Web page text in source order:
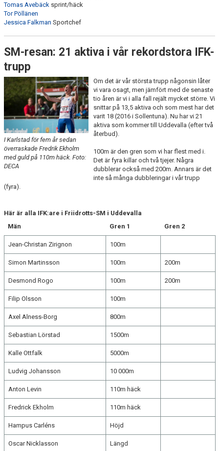
Tomas Avebäck sprint/häck
Tor Pöllänen
Jessica Falkman Sportchef
SM-resan: 21 aktiva i vår rekordstora IFK-
trupp
I Karlstad för fem år sedan
överraskade Fredrik Ekholm
med guld på 110m häck. Foto:
DECA
Om det är vår största trupp någonsin låter
vi vara osagt, men jämfört med de senaste
tio åren är vi i alla fall rejält mycket större. Vi
snittar på 13,5 aktiva och som mest har det
varit 18 (2016 i Sollentuna). Nu har vi 21
aktiva som kommer till Uddevalla (efter två
återbud).
100m är den gren som vi har flest med i.
Det är fyra killar och två tjejer. Några
dubblerar också med 200m. Annars är det
inte så många dubbleringar i vår trupp
(fyra).
Här är alla IFK:are i Friidrotts-SM i Uddevalla
Män
Gren 1 Gren 2
Jean-Christan Zirignon 100m
Simon Martinsson 100m 200m
Desmond Rogo 100m 200m
Filip Olsson 100m
Axel Alness-Borg 800m
Sebastian Lörstad 1500m
Kalle Ottfalk 5000m
Ludvig Johansson 10 000m
Anton Levin 110m häck
Fredrick Ekholm 110m häck
Hampus Carléns Höjd
Oscar Nicklasson Längd